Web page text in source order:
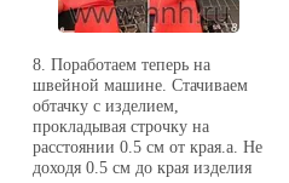
проделать то же самое с
прямой.
8. Поработаем теперь на
швейной машине. Стачиваем
обтачку с изделием,
прокладывая строчку на
расстоянии 0.5 см от края.а. Не
доходя 0.5 см до края изделия